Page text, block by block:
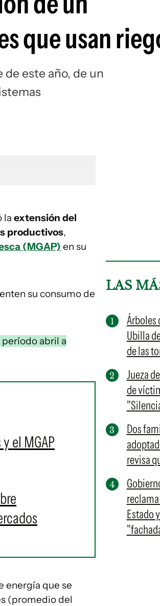
que usan
este año, de un
la extensión del
productivos,
(MGAP) en su
su consumo de
período abril a
el MGAP
energía que se
(promedio del
LAS
Árboles
Ubilla
de las
Jueza
de
Dos
revisa
Estado